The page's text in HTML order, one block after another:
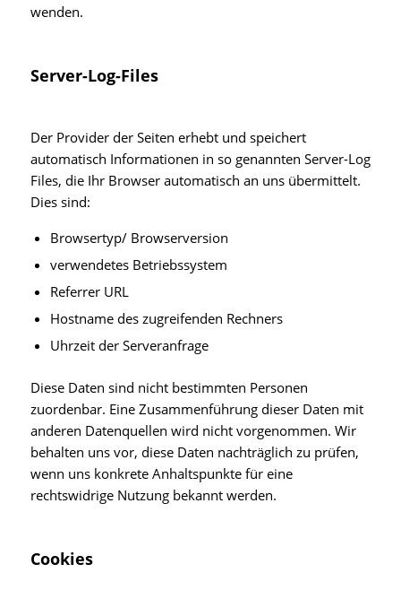
wenden.
Server-Log-Files
Der Provider der Seiten erhebt und speichert
automatisch Informationen in so genannten Server-Log
Files, die Ihr Browser automatisch an uns übermittelt.
Dies sind:
Browsertyp/ Browserversion
verwendetes Betriebssystem
Referrer URL
Hostname des zugreifenden Rechners
Uhrzeit der Serveranfrage
Diese Daten sind nicht bestimmten Personen
zuordenbar. Eine Zusammenführung dieser Daten mit
anderen Datenquellen wird nicht vorgenommen. Wir
behalten uns vor, diese Daten nachträglich zu prüfen,
wenn uns konkrete Anhaltspunkte für eine
rechtswidrige Nutzung bekannt werden.
Cookies